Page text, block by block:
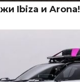
Ibiza и Arona!